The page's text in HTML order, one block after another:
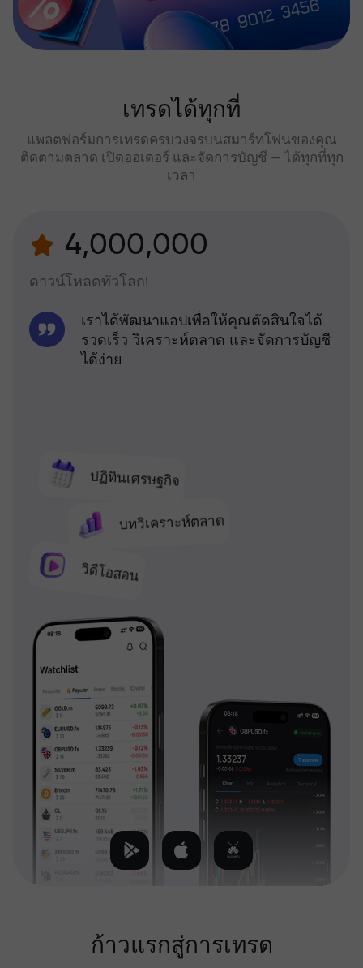
เทรดได้ทุกที่
แพลตฟอร์มการเทรดครบวงจรบนสมาร์ทโฟนของคุณ
ติดตามตลาด เปิดออเดอร์ และจัดการบัญชี — ได้ทุกที่ทุก
เวลา
4,000,000
ดาวน์โหลดทั่วโลก!
ปฏิทินเศรษฐกิจ
บทวิเคราะห์ตลาด
วิดีโอสอน
เราได้พัฒนาแอปเพื่อให้คุณตัดสินใจได้
รวดเร็ว วิเคราะห์ตลาด และจัดการบัญชี
ได้ง่าย
ก้าวแรกสู่การเทรด